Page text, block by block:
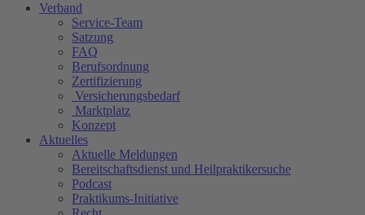
Verband
Service-Team
Satzung
FAQ
Berufsordnung
Zertifizierung
Versicherungsbedarf
Marktplatz
Konzept
Aktuelles
Aktuelle Meldungen
Bereitschaftsdienst und Heilpraktikersuche
Podcast
Praktikums-Initiative